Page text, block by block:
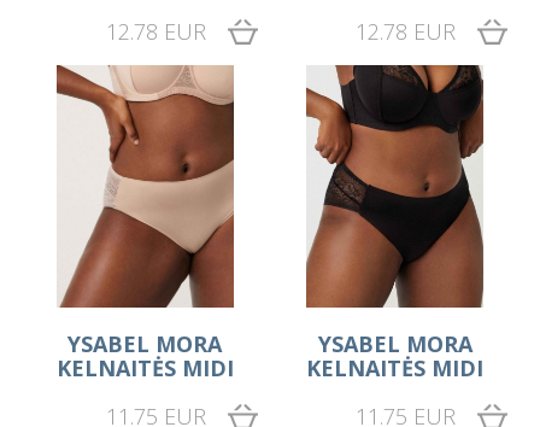
12.78 EUR
12.78 EUR
YSABEL MORA
KELNAITĖS MIDI
11.75 EUR
YSABEL MORA
KELNAITĖS MIDI
11.75 EUR